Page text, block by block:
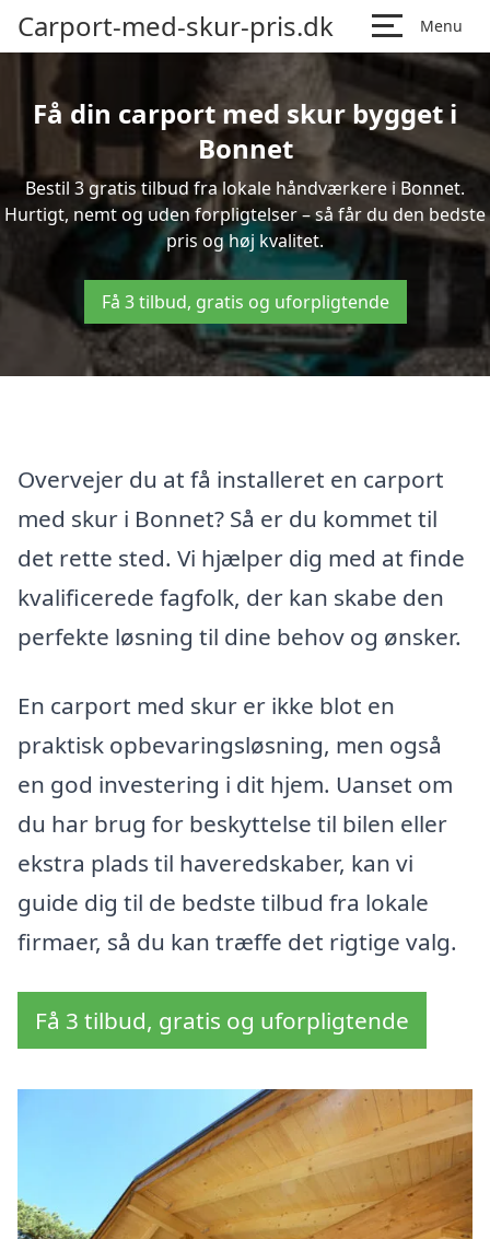
Carport-med-skur-pris.dk Menu
Få din carport med skur bygget i
Bonnet
Bestil 3 gratis tilbud fra lokale håndværkere i Bonnet.
Hurtigt, nemt og uden forpligtelser – så får du den bedste
pris og høj kvalitet.
Få 3 tilbud, gratis og uforpligtende
Overvejer du at få installeret en carport
med skur i Bonnet? Så er du kommet til
det rette sted. Vi hjælper dig med at finde
kvalificerede fagfolk, der kan skabe den
perfekte løsning til dine behov og ønsker.
En carport med skur er ikke blot en
praktisk opbevaringsløsning, men også
en god investering i dit hjem. Uanset om
du har brug for beskyttelse til bilen eller
ekstra plads til haveredskaber, kan vi
guide dig til de bedste tilbud fra lokale
firmaer, så du kan træffe det rigtige valg.
Få 3 tilbud, gratis og uforpligtende